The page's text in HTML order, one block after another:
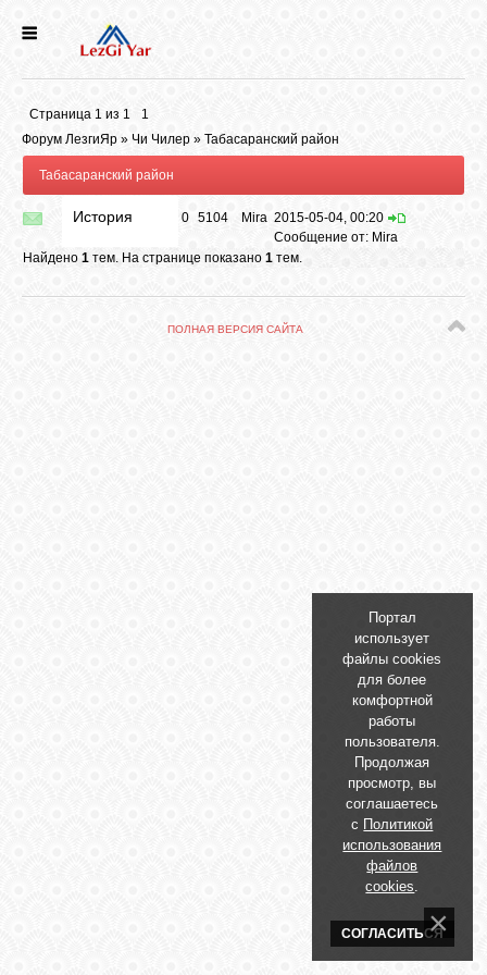
ИСТОРИЯ
КУЛЬТУРА
Страница 1 из 1
1
Форум ЛезгиЯр » Чи Чилер » Табасаранский район
Табасаранский район
История 0 5104 Mira 2015-05-04, 00:20
Сообщение от: Mira
Найдено 1 тем. На странице показано 1 тем.
ПОЛНАЯ ВЕРСИЯ САЙТА
Портал
использует
файлы cookies
для более
комфортной
работы
пользователя.
Продолжая
просмотр, вы
соглашаетесь
с Политикой
использования
файлов
cookies
СОГЛАСИТЬСЯ